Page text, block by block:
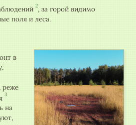
2, за горой видимо
поля и леса.
в
реже
3
на